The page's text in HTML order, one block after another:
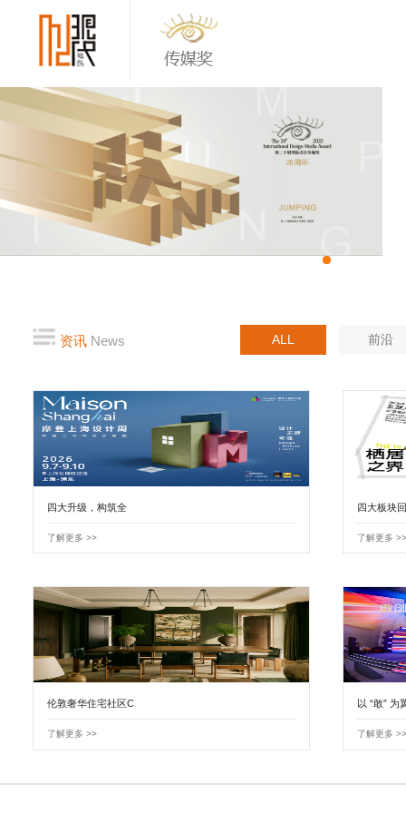
资讯News ALL 前沿
四大升级，构筑全
了解更多 >>
四大板块
了解更多
伦敦奢华住宅社区C
了解更多 >>
以 “敢” 为
了解更多